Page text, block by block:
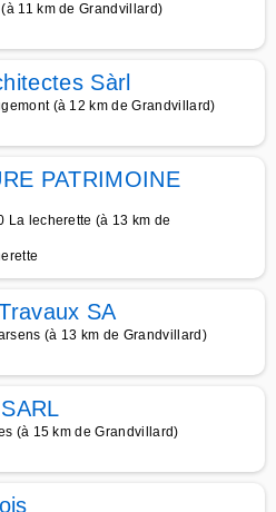
11 km de Grandvillard)
Sàrl
(à 12 km de Grandvillard)
PATRIMOINE
La lecherette (à 13 km de
SA
(à 13 km de Grandvillard)
(à 15 km de Grandvillard)